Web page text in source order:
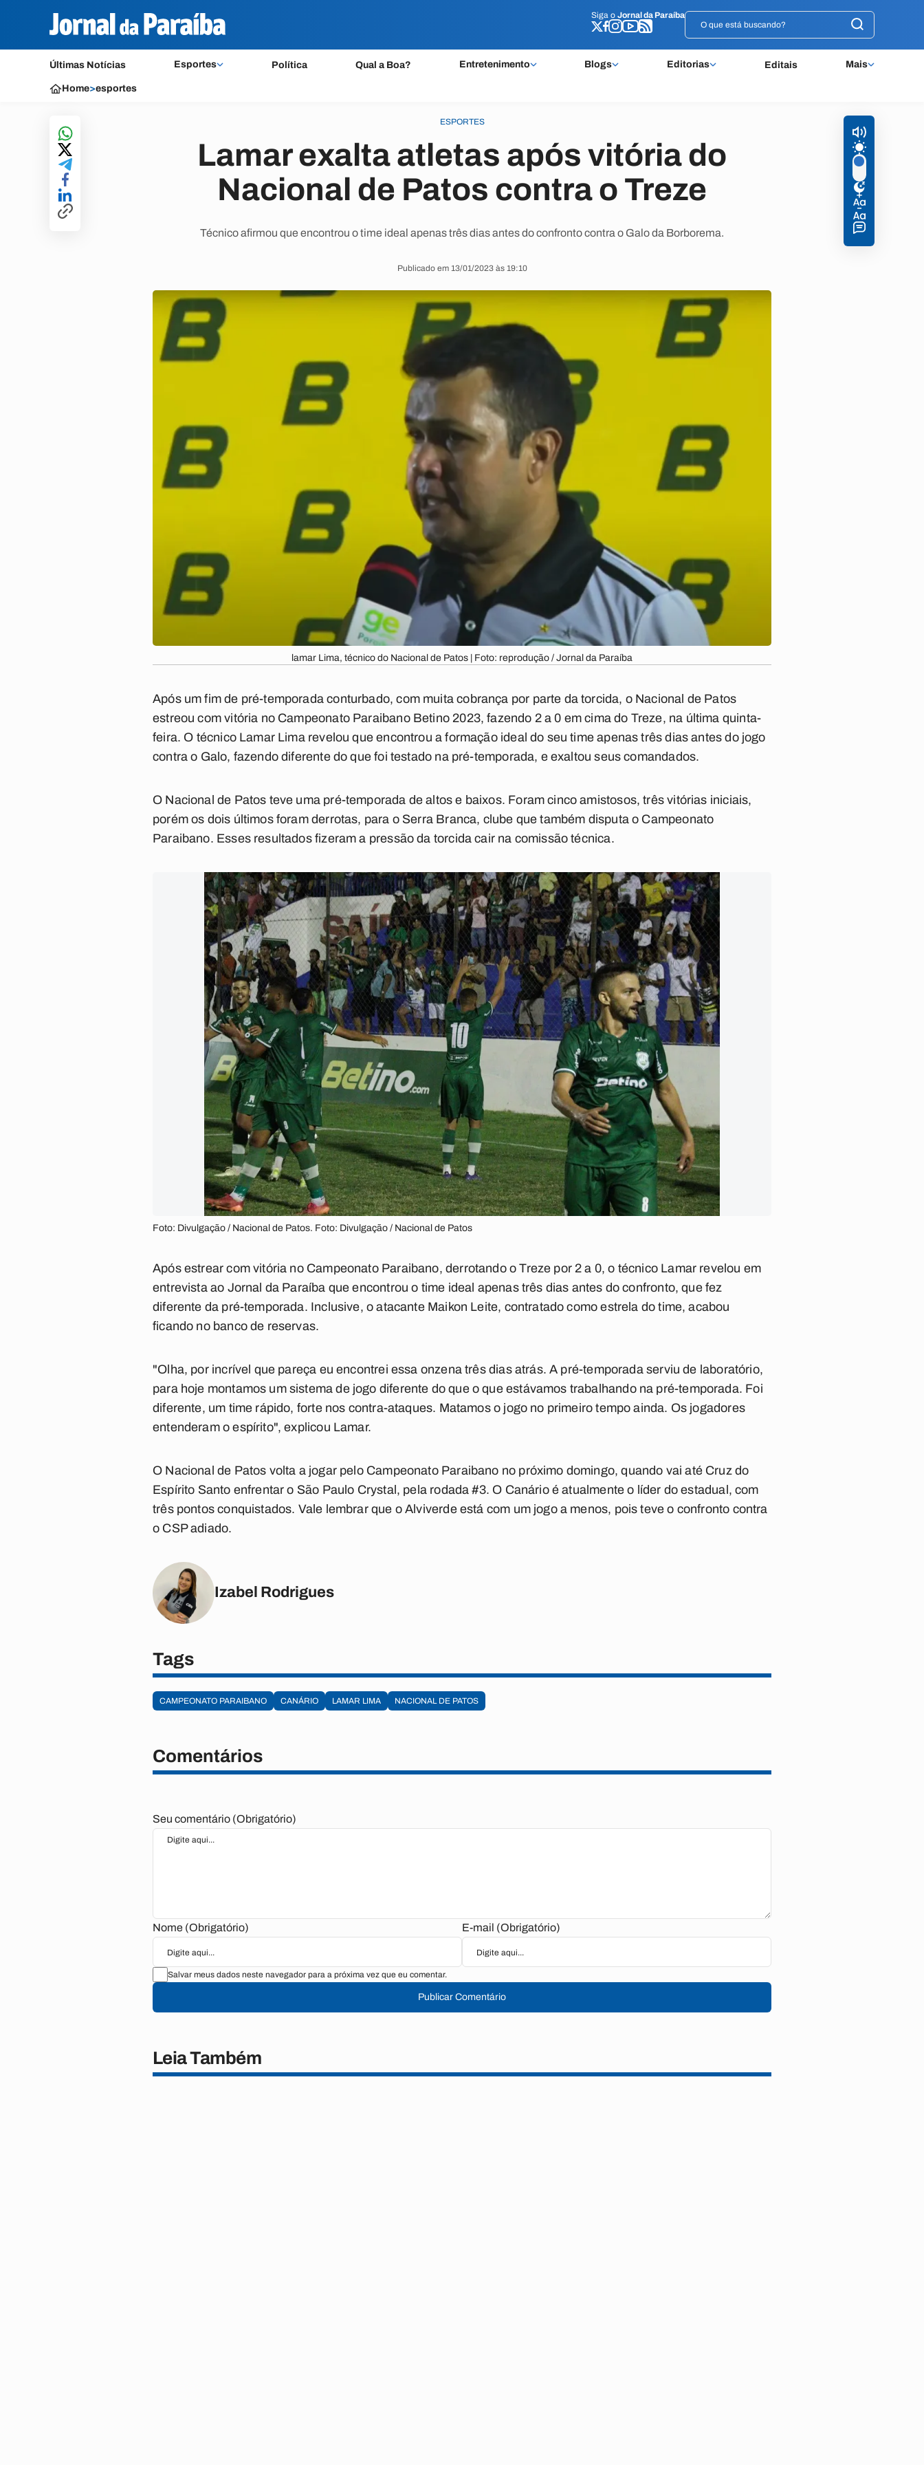
Siga o Jornal da Paraíba
Últimas Notícias Esportes Política Qual a Boa? Entretenimento Blogs Editorias Editais Mais
Siga o Jornal da Paraíba
Home>esportes
ESPORTES
Lamar exalta atletas após vitória do
Nacional de Patos contra o Treze
Técnico afirmou que encontrou o time ideal apenas três dias antes do confronto contra o Galo da Borborema.
Publicado em 13/01/2023 às 19:10
lamar Lima, técnico do Nacional de Patos | Foto: reprodução / Jornal da Paraíba
Após um fim de pré-temporada conturbado, com muita cobrança por parte da torcida, o Nacional de Patos
estreou com vitória no Campeonato Paraibano Betino 2023, fazendo 2 a 0 em cima do Treze, na última quinta-
feira. O técnico Lamar Lima revelou que encontrou a formação ideal do seu time apenas três dias antes do jogo
contra o Galo, fazendo diferente do que foi testado na pré-temporada, e exaltou seus comandados.
O Nacional de Patos teve uma pré-temporada de altos e baixos. Foram cinco amistosos, três vitórias iniciais,
porém os dois últimos foram derrotas, para o Serra Branca, clube que também disputa o Campeonato
Paraibano. Esses resultados fizeram a pressão da torcida cair na comissão técnica.
Foto: Divulgação / Nacional de Patos. Foto: Divulgação / Nacional de Patos
Após estrear com vitória no Campeonato Paraibano, derrotando o Treze por 2 a 0, o técnico Lamar revelou em
entrevista ao Jornal da Paraíba que encontrou o time ideal apenas três dias antes do confronto, que fez
diferente da pré-temporada. Inclusive, o atacante Maikon Leite, contratado como estrela do time, acabou
ficando no banco de reservas.
"Olha, por incrível que pareça eu encontrei essa onzena três dias atrás. A pré-temporada serviu de laboratório,
para hoje montamos um sistema de jogo diferente do que o que estávamos trabalhando na pré-temporada. Foi
diferente, um time rápido, forte nos contra-ataques. Matamos o jogo no primeiro tempo ainda. Os jogadores
entenderam o espírito", explicou Lamar.
O Nacional de Patos volta a jogar pelo Campeonato Paraibano no próximo domingo, quando vai até Cruz do
Espírito Santo enfrentar o São Paulo Crystal, pela rodada #3. O Canário é atualmente o líder do estadual, com
três pontos conquistados. Vale lembrar que o Alviverde está com um jogo a menos, pois teve o confronto contra
o CSP adiado.
Izabel Rodrigues
Tags
CAMPEONATO PARAIBANO CANÁRIO LAMAR LIMA NACIONAL DE PATOS
Comentários
Seu comentário (Obrigatório)
Nome (Obrigatório) E-mail (Obrigatório)
Salvar meus dados neste navegador para a próxima vez que eu comentar.
Publicar Comentário
Leia Também